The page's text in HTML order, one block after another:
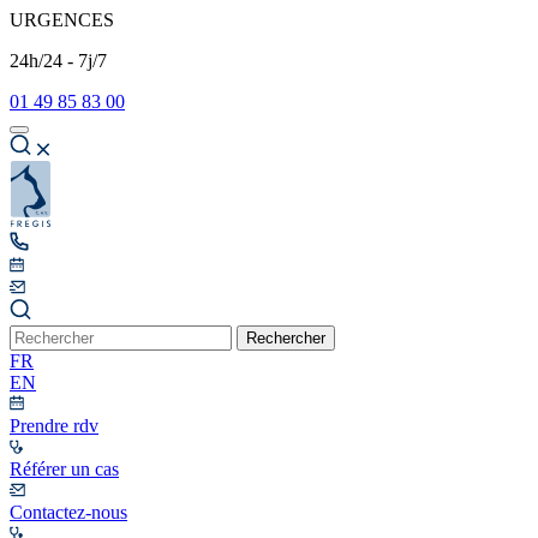
URGENCES
24h/24 - 7j/7
01 49 85 83 00
Rechercher
FR
EN
Prendre rdv
Référer un cas
Contactez-nous